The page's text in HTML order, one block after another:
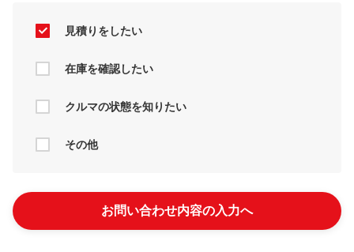
見積りをしたい
在庫を確認したい
クルマの状態を知りたい
その他
お問い合わせ内容の入力へ